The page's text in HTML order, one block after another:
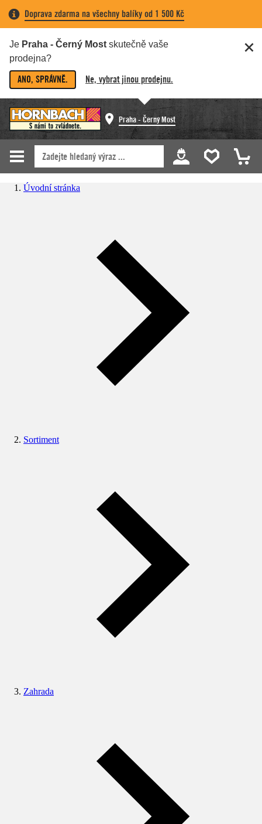
Doprava zdarma na všechny balíky od 1 500 Kč
Je Praha - Černý Most skutečně vaše
prodejna?
ANO, SPRÁVNĚ. Ne, vybrat jinou prodejnu.
Praha - Černý Most
Úvodní stránka
Sortiment
Zahrada